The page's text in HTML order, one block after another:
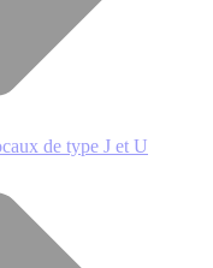
de type J et U